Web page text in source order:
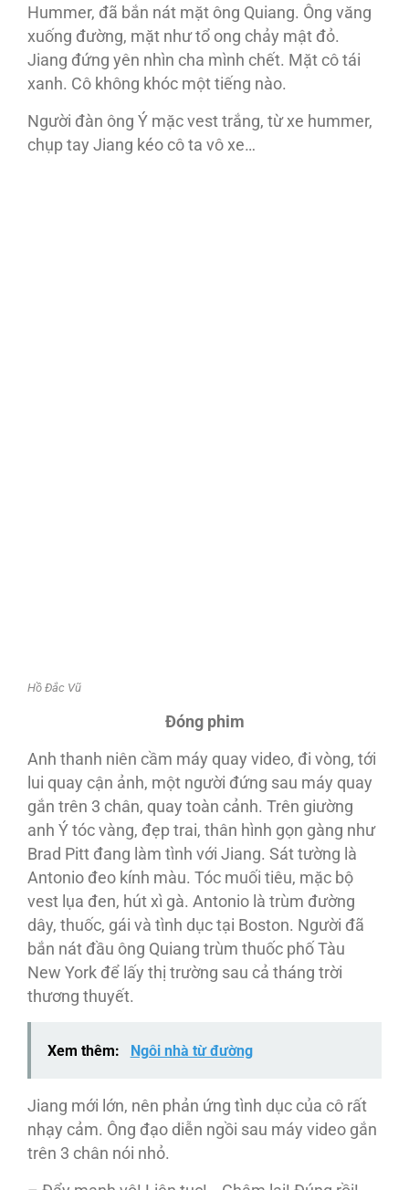
Hummer, đã bắn nát mặt ông Quiang. Ông văng
xuống đường, mặt như tổ ong chảy mật đỏ.
Jiang đứng yên nhìn cha mình chết. Mặt cô tái
xanh. Cô không khóc một tiếng nào.
Người đàn ông Ý mặc vest trắng, từ xe hummer,
chụp tay Jiang kéo cô ta vô xe…
Hồ Đắc Vũ
Đóng phim
Anh thanh niên cầm máy quay video, đi vòng, tới
lui quay cận ảnh, một người đứng sau máy quay
gắn trên 3 chân, quay toàn cảnh. Trên giường
anh Ý tóc vàng, đẹp trai, thân hình gọn gàng như
Brad Pitt đang làm tình với Jiang. Sát tường là
Antonio đeo kính màu. Tóc muối tiêu, mặc bộ
vest lụa đen, hút xì gà. Antonio là trùm đường
dây, thuốc, gái và tình dục tại Boston. Người đã
bắn nát đầu ông Quiang trùm thuốc phố Tàu
New York để lấy thị trường sau cả tháng trời
thương thuyết.
Xem thêm: Ngôi nhà từ đường
Jiang mới lớn, nên phản ứng tình dục của cô rất
nhạy cảm. Ông đạo diễn ngồi sau máy video gắn
trên 3 chân nói nhỏ.